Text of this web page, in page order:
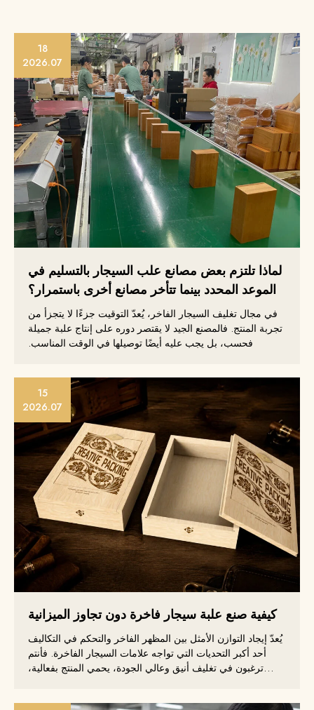
18
2026.07
لماذا تلتزم بعض مصانع علب السيجار بالتسليم في
الموعد المحدد بينما تتأخر مصانع أخرى باستمرار؟
في مجال تغليف السيجار الفاخر، يُعدّ التوقيت جزءًا لا يتجزأ من
تجربة المنتج. فالمصنع الجيد لا يقتصر دوره على إنتاج علبة جميلة
فحسب، بل يجب عليه أيضًا توصيلها في الوقت المناسب.
15
2026.07
كيفية صنع علبة سيجار فاخرة دون تجاوز الميزانية
يُعدّ إيجاد التوازن الأمثل بين المظهر الفاخر والتحكم في التكاليف
أحد أكبر التحديات التي تواجه علامات السيجار الفاخرة. فأنتم
ترغبون في تغليف أنيق وعالي الجودة، يحمي المنتج بفعالية،